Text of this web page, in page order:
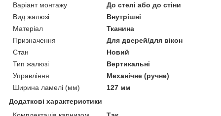
Варіант монтажу
До стелі або до стіни
Вид жалюзі
Внутрішні
Матеріал
Тканина
Призначення
Для дверей/для вікон
Стан
Новий
Тип жалюзі
Вертикальні
Управління
Механічне (ручне)
Ширина ламелі (мм)
127 мм
Додаткові характеристики